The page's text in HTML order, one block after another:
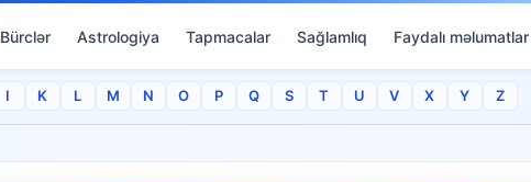
Bürclər Astrologiya Tapmacalar Sağlamlıq Faydalı məlumatlar
I K L M N O P Q S T U V X Y Z